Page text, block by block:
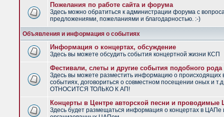
Пожелания по работе сайта и форума
Здесь можно обратиться к администрации форума с
предложениями, пожеланиями и благодарностью. :-)
Объявления и информация о событиях
Информация о концертах, обсуждение
Здесь вы можете обсудить события концертной жизни КСП
Фестивали, слеты и другие события подобного рода
Здесь вы можете разместить информацию о
событиях, договориться о совместном посещении оных и
ОТНОСИТСЯ ТОЛЬКО К АП!
Концерты в Центре авторской песни и
Здесь будет размещаться информация о концертах в ЦАПе